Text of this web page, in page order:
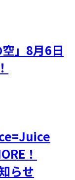
」8月6日
！
らせ